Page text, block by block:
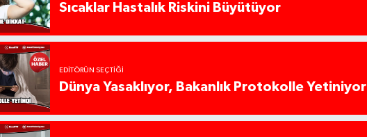
Sıcaklar Hastalık Riskini Büyütüyor
EDITÖRÜN SEÇTIĞI
Dünya Yasaklıyor, Bakanlık Protokolle Yetiniyor